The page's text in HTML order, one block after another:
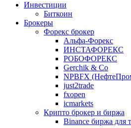
Инвестиции
Биткоин
Брокеры
Форекс брокер
Альфа-Форекс
ИНСТАФОРЕКС
РОБОФОРЕКС
Gerchik & Co
NPBFX
just2trade
fxopen
icmarkets
Крипто брокер и биржа
Binance биржа для